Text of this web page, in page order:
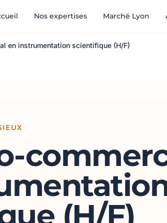
Nos expertises Marché Lyon
en instrumentation scientifique (H/F)
(H/F)